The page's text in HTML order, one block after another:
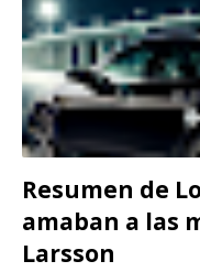
Resumen de
amaban a las
Larsson